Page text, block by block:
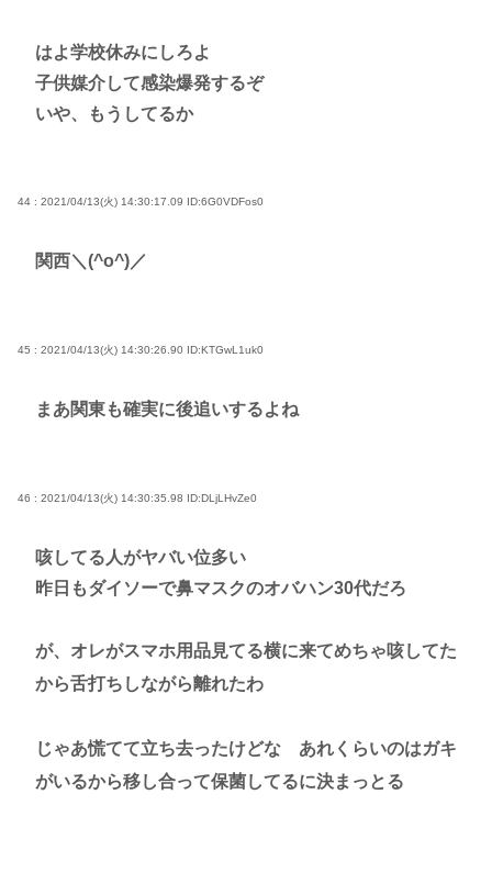
はよ学校休みにしろよ
子供媒介して感染爆発するぞ
いや、もうしてるか
44 : 2021/04/13(火) 14:30:17.09 ID:6G0VDFos0
関西＼(^o^)／
45 : 2021/04/13(火) 14:30:26.90 ID:KTGwL1uk0
まあ関東も確実に後追いするよね
46 : 2021/04/13(火) 14:30:35.98 ID:DLjLHvZe0
咳してる人がヤバい位多い
昨日もダイソーで鼻マスクのオバハン30代だろ
が、オレがスマホ用品見てる横に来てめちゃ咳してた
から舌打ちしながら離れたわ
じゃあ慌てて立ち去ったけどな あれくらいのはガキ
がいるから移し合って保菌してるに決まっとる